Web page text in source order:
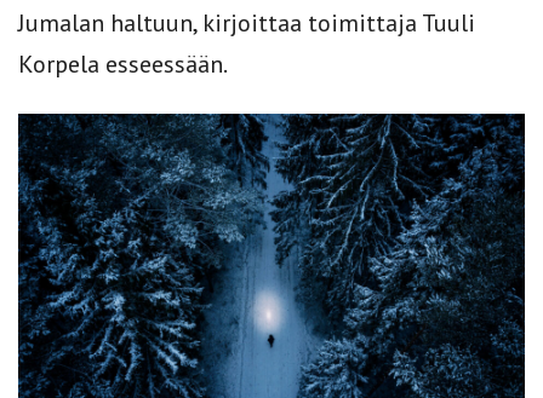
Jumalan haltuun, kirjoittaa toimittaja Tuuli
Korpela esseessään.